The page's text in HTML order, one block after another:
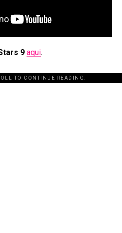
9 aqui.
TO CONTINUE READING.